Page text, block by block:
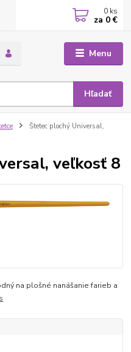
Menu
Hľadať
0 ks
za 0 €
Štetec plochý Universal,
veľkosť 8
na plošné nanášanie farieb a